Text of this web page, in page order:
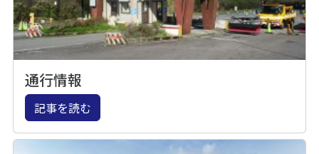
通行情報
記事を読む